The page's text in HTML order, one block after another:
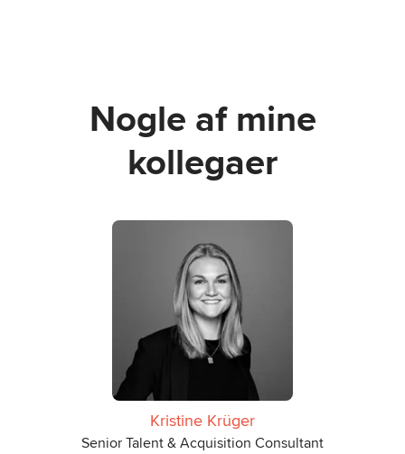
Nogle af mine
kollegaer
Kristine Krüger
Senior Talent & Acquisition Consultant